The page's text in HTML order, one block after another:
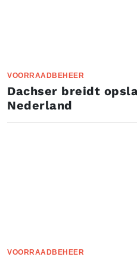
VOORRAADBEHEER
Dachser breidt
Nederland
VOORRAADBEHEER